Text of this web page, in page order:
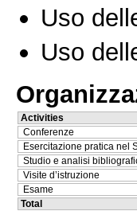
Uso
Uso
Activities
Conferenze
Esercitazione pratica nel
Studio e analisi
Visite d’istruzione
Esame
Total